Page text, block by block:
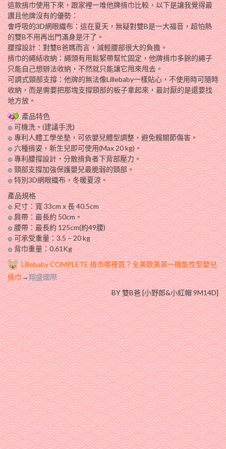
這款揹巾使用下來，跟家裡一堆他牌揹巾比較，以下是讓我覺得最
讚且他牌沒有的優勢：
會呼吸的3D網眼織布：這在夏天，無疑對雙B是一大福音，超怕熱
的雙B不用再出門滿身是汗了。
腰撐設計：對雙B爸媽而言，減輕腰部很大的負擔。
揹巾的繩結收納：繩頭有用鬆緊帶幫忙固定，他牌揹巾多餘的繩子
只能自己想辦法收納，不然就只能讓它甩來甩去。
可調式頸部支撐：他牌的無法像Lillebaby一樣貼心，不使用時可隨時
收納，而是需要把那塊支撐頸部的板子拿起來，最討厭的是還要找
地方放。
產品特色
可機洗。(建議手洗)
專利人體工學坐墊，可依嬰兒體型調整，避免髖關節傷害。
六種揹姿，新生兒即可使用(Max 20 kg)。
專利腰撐設計，分散揹負者下背部壓力。
頸部支撐加強保護嬰兒最脆弱的頸部。
特別3D網眼織布，冬暖夏涼。
產品規格
尺寸：寬 33cm x 長 40.5cm
肩帶：最長約 50cm。
腰帶：最長約 125cm(約49腰)
可承受重量：3.5 – 20 kg
背巾重量：0.61Kg
Lillebaby COMPLETE揹巾哪裡買？全美歐美第一機能性型嬰兒
揹巾→翔盛國際
BY 雙B爸 [小野郎&小紅帽 9M14D]